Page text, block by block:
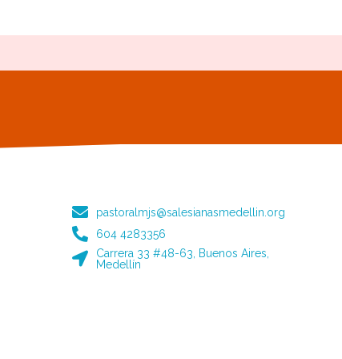
pastoralmjs@salesianasmedellin.org
604 4283356
Carrera 33 #48-63, Buenos Aires,
Medellín